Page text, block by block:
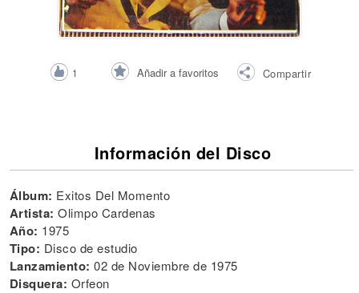
1 Añadir a favoritos Compartir
Información del Disco
Álbum: Exitos Del Momento
Artista: Olimpo Cardenas
Año: 1975
Tipo: Disco de estudio
Lanzamiento: 02 de Noviembre de 1975
Disquera: Orfeon